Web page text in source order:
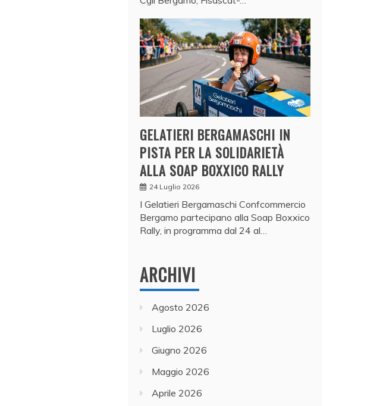
GELATIERI BERGAMASCHI IN
PISTA PER LA SOLIDARIETÀ
ALLA SOAP BOXXICO RALLY
24 Luglio 2026
I Gelatieri Bergamaschi Confcommercio
Bergamo partecipano alla Soap Boxxico
Rally, in programma dal 24 al…
ARCHIVI
Agosto 2026
Luglio 2026
Giugno 2026
Maggio 2026
Aprile 2026